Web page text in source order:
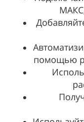
помощью